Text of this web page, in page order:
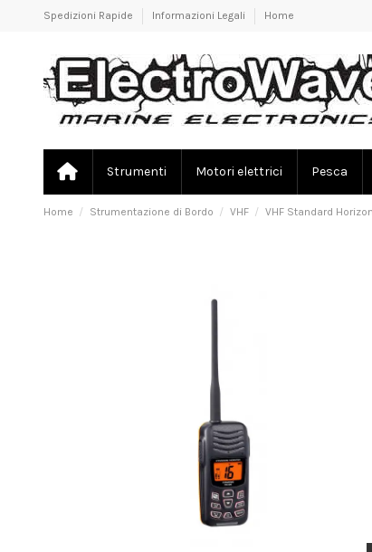
Spedizioni Rapide Informazioni Legali Home
Strumenti Motori elettrici Pesca
Home Strumentazione di Bordo VHF VHF Standard